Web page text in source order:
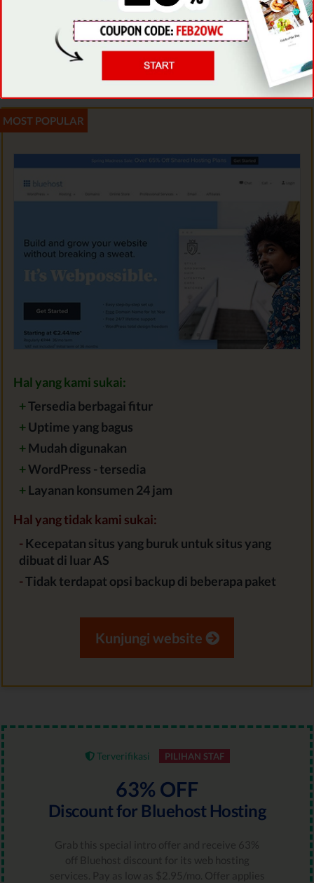
1. Bluehost - Web Hosting Terbaik
untuk Usaha Kecil
Peringkat #1 dari 7 Website Builders
Hal yang kami sukai:
+Tersedia berbagai fitur
+Uptime yang bagus
+Mudah digunakan
+WordPress - tersedia
+Layanan konsumen 24 jam
Hal yang tidak kami sukai:
-Kecepatan situs yang buruk untuk situs yang
dibuat di luar AS
-Tidak terdapat opsi backup di beberapa paket
Kunjungi website
Terverifikasi PILIHAN STAF
63% OFF
Discount for Bluehost Hosting
Grab this special intro offer and receive 63%
off Bluehost discount for its web hosting
services. Pay as low as $2.95/mo. Offer applies